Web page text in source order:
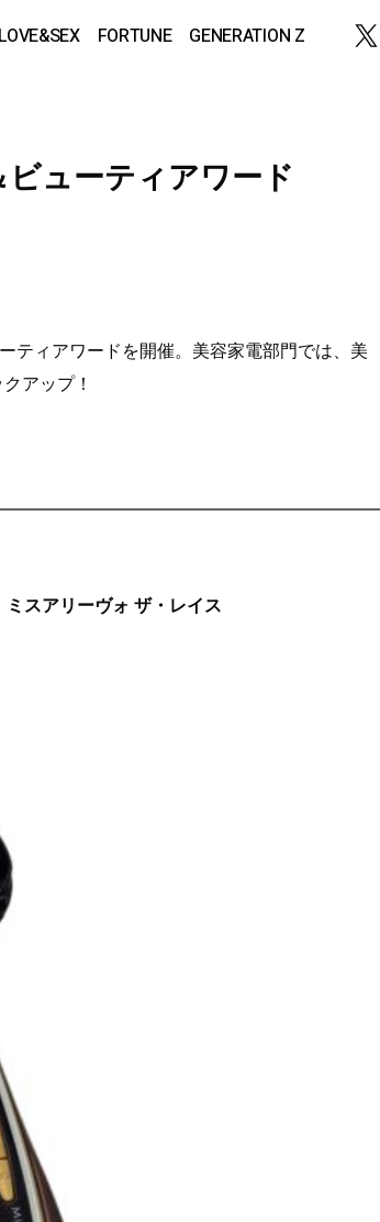
LOVE&SEX FORTUNE GENERATION Z
ューティアワード
ティアワードを開催。美容家電部門では、美
アップ！
スアリーヴォ ザ・レイス